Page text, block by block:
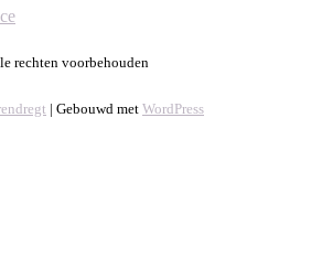
rechten voorbehouden
| Gebouwd met WordPress